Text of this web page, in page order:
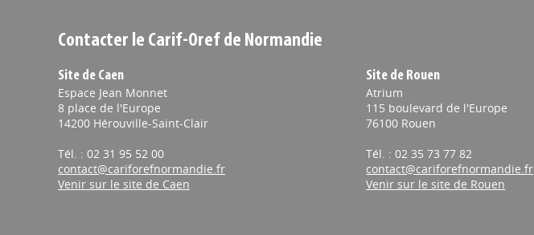
Contacter le Carif-Oref de Normandie
Site de Caen
Espace Jean Monnet
8 place de l'Europe
14200 Hérouville-Saint-Clair
Tél. : 02 31 95 52 00
contact@cariforefnormandie.fr
Venir sur le site de Caen
Site de Rouen
Atrium
115 boulevard de l'Europe
76100 Rouen
Tél. : 02 35 73 77 82
contact@cariforefnormandie.fr
Venir sur le site de Rouen